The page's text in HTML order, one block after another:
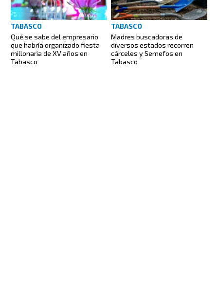
TABASCO
Qué se sabe del empresario
que habría organizado fiesta
millonaria de XV años en
Tabasco
TABASCO
Madres buscadoras de
diversos estados recorren
cárceles y Semefos en
Tabasco